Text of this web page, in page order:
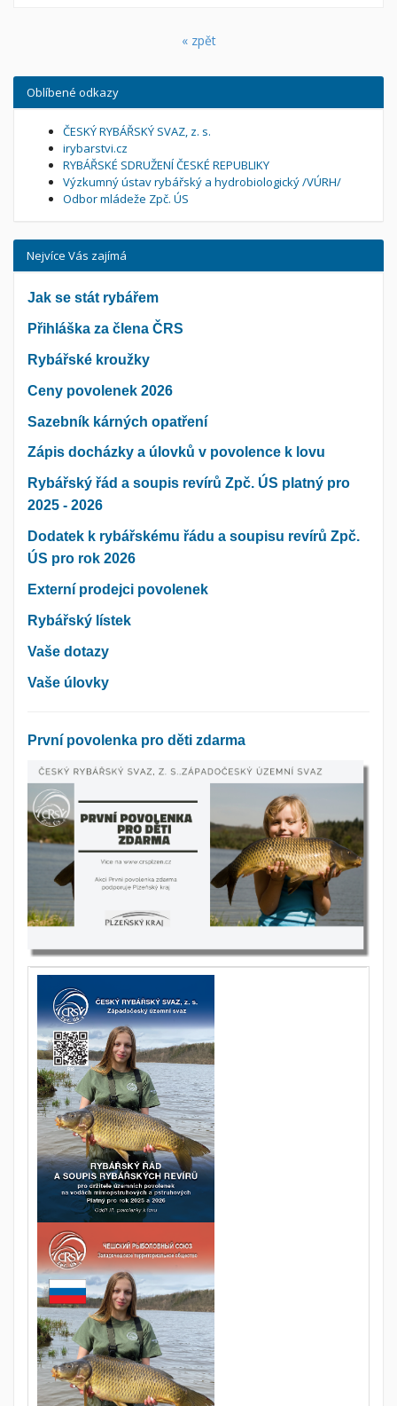
« zpět
Oblíbené odkazy
ČESKÝ RYBÁŘSKÝ SVAZ, z. s.
irybarstvi.cz
RYBÁŘSKÉ SDRUŽENÍ ČESKÉ REPUBLIKY
Výzkumný ústav rybářský a hydrobiologický /VÚRH/
Odbor mládeže Zpč. ÚS
Nejvíce Vás zajímá
Jak se stát rybářem
Přihláška za člena ČRS
Rybářské kroužky
Ceny povolenek 2026
Sazebník kárných opatření
Zápis docházky a úlovků v povolence k lovu
Rybářský řád a soupis revírů Zpč. ÚS platný pro
2025 - 2026
Dodatek k rybářskému řádu a soupisu revírů Zpč.
ÚS pro rok 2026
Externí prodejci povolenek
Rybářský lístek
Vaše dotazy
Vaše úlovky
První povolenka pro děti zdarma